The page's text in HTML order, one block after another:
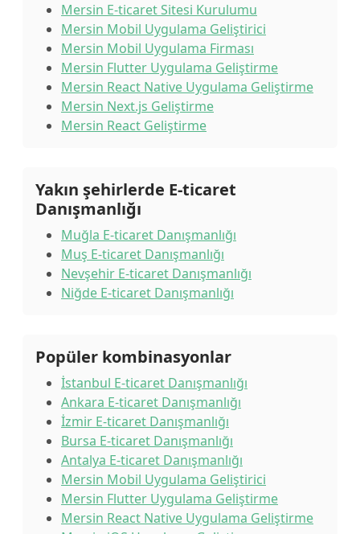
Mersin E-ticaret Sitesi Kurulumu
Mersin Mobil Uygulama Geliştirici
Mersin Mobil Uygulama Firması
Mersin Flutter Uygulama Geliştirme
Mersin React Native Uygulama Geliştirme
Mersin Next.js Geliştirme
Mersin React Geliştirme
Yakın şehirlerde E-ticaret
Danışmanlığı
Muğla E-ticaret Danışmanlığı
Muş E-ticaret Danışmanlığı
Nevşehir E-ticaret Danışmanlığı
Niğde E-ticaret Danışmanlığı
Popüler kombinasyonlar
İstanbul E-ticaret Danışmanlığı
Ankara E-ticaret Danışmanlığı
İzmir E-ticaret Danışmanlığı
Bursa E-ticaret Danışmanlığı
Antalya E-ticaret Danışmanlığı
Mersin Mobil Uygulama Geliştirici
Mersin Flutter Uygulama Geliştirme
Mersin React Native Uygulama Geliştirme